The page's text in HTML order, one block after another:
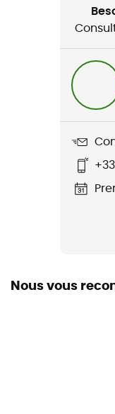
Homme / Femme
Nom du produit
Grüner Knopf /
Nous vous